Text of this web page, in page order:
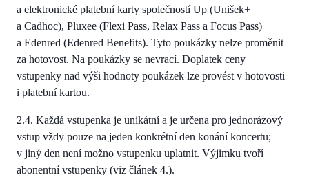
a elektronické platební karty společností Up (Unišek+
a Cadhoc), Pluxee (Flexi Pass, Relax Pass a Focus Pass)
a Edenred (Edenred Benefits). Tyto poukázky nelze proměnit
za hotovost. Na poukázky se nevrací. Doplatek ceny
vstupenky nad výši hodnoty poukázek lze provést v hotovosti
i platební kartou.
2.4. Každá vstupenka je unikátní a je určena pro jednorázový
vstup vždy pouze na jeden konkrétní den konání koncertu;
v jiný den není možno vstupenku uplatnit. Výjimku tvoří
abonentní vstupenky (viz článek 4.).